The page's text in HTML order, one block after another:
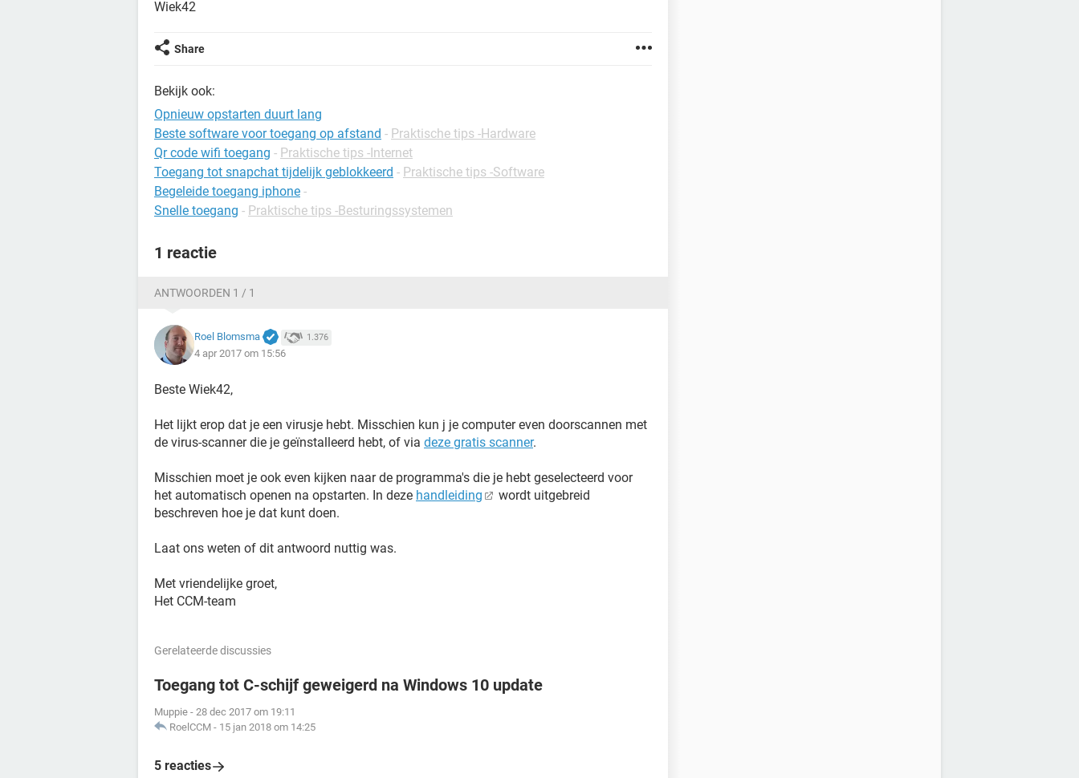
Wiek42
Share
Bekijk ook:
Opnieuw opstarten duurt lang
Beste software voor toegang op afstand - Praktische tips -Hardware
Qr code wifi toegang - Praktische tips -Internet
Toegang tot snapchat tijdelijk geblokkeerd - Praktische tips -Software
Begeleide toegang iphone -
Snelle toegang - Praktische tips -Besturingssystemen
1 reactie
ANTWOORDEN 1 / 1
Roel Blomsma 1.376
4 apr 2017 om 15:56
Beste Wiek42,
Het lijkt erop dat je een virusje hebt. Misschien kun j je computer even doorscannen met
de virus-scanner die je geïnstalleerd hebt, of via deze gratis scanner.
Misschien moet je ook even kijken naar de programma's die je hebt geselecteerd voor
het automatisch openen na opstarten. In deze handleiding
wordt uitgebreid
beschreven hoe je dat kunt doen.
Laat ons weten of dit antwoord nuttig was.
Met vriendelijke groet,
Het CCM-team
Gerelateerde discussies
Toegang tot C-schijf geweigerd na Windows 10 update
Muppie - 28 dec 2017 om 19:11
RoelCCM - 15 jan 2018 om 14:25
5 reacties